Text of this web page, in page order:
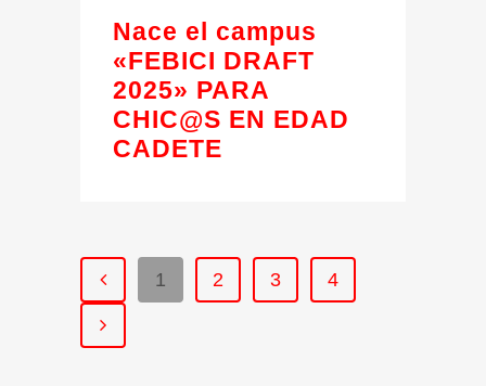
Nace el campus
«FEBICI DRAFT
2025» PARA
CHIC@S EN EDAD
CADETE
1 2 3 4